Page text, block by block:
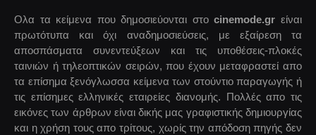
Ολα τα κείμενα που δημοσιεύονται στοcinemode.gr είναι
πρωτότυπα και όχι αναδημοσιεύσεις, με εξαίρεση τα
αποσπάσματα συνεντεύξεων και τις υποθέσεις-πλοκές
ταινιών ή τηλεοπτικών σειρών, που έχουν μεταφραστεί απο
τα επίσημα ξενόγλωσσα κείμενα των στούντιο παραγωγής ή
τις επίσημες ελληνικές εταιρείες διανομής. Πολλές απο τις
εικόνες των άρθρων είναι δικής μας γραφιστικής δημιουργίας
και η χρήση τους απο τρίτους, χωρίς την απόδοση πηγής δεν